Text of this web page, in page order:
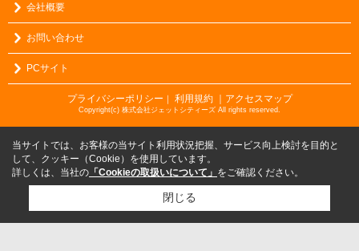
会社概要
お問い合わせ
PCサイト
プライバシーポリシー ｜ 利用規約 ｜アクセスマップ
Copyright(c) 株式会社ジェットシティーズ All rights reserved.
当サイトでは、お客様の当サイト利用状況把握、サービス向上検討を目的と
して、クッキー（Cookie）を使用しています。
詳しくは、当社の 「Cookieの取扱いについて」 をご確認ください。
閉じる